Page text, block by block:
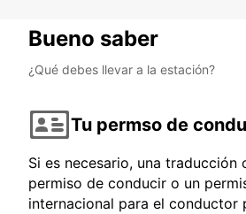
Bueno saber
¿Qué debes llevar a la estación?
Tu permso de
Si es necesario, una traducción
permiso de conducir o un
internacional para el conductor